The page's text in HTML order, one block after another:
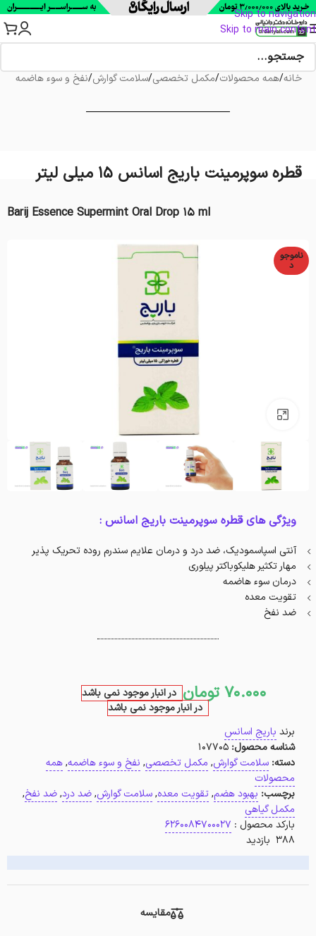
Skip to navigation
Skip to main content
خانه/همه محصولات/مکمل تخصصی/سلامت گوارش/نفخ و سوء هاضمه
قطره سوپرمینت باریج اسانس ۱۵ میلی لیتر
Barij Essence Supermint Oral Drop 15 ml
ناموجو
د
ویژگی های قطره سوپرمینت باریج اسانس :
آنتی اسپاسمودیک، ضد درد و درمان علایم سندرم روده تحریک پذیر
مهار تکثیر هلیکوباکتر پیلوری
درمان سوء هاضمه
تقویت معده
ضد نفخ
70.000 تومان در انبار موجود نمی باشد
در انبار موجود نمی باشد
برند باریج اسانس
شناسه محصول: 107705
دسته: سلامت گوارش, مکمل تخصصی, نفخ و سوء هاضمه,همه
محصولات
برچسب: بهبود هضم,تقویت معده,سلامت گوارش,ضد درد,ضد نفخ,
مکمل گیاهی
بارکد محصول : 6260084700027
388 بازدید
مقایسه